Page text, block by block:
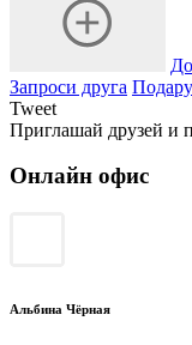
Запроси друга
Tweet
Приглашай друзей и
Онлайн офис
Альбина Чёрная